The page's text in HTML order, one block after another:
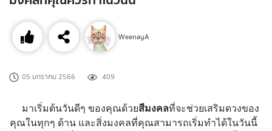
WeenayA
05 มกราคม 2566 409
มาเริ่มต้นวันดีๆ ของคุณด้วยสีมงคลที่จะช่วยเสริมดวงของ
คุณในทุกๆ ด้าน และสิ่งมงคลที่คุณสามารถเริ่มทำได้ในวันนี้